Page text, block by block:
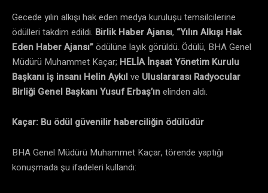
Gecede yılın alkışı hak eden medya kuruluşu temsilcilerine
ödülleri takdim edildi. Birlik Haber Ajansı, “Yılın Alkışı Hak
Eden Haber Ajansı”ödülüne layık görüldü. Ödülü, BHA Genel
Müdürü Muhammet Kaçar; HELİA İnşaat Yönetim Kurulu
Başkanı iş insanı Helin Aykılve Uluslararası Radyocular
Birliği Genel Başkanı Yusuf Erbaş’ınelinden aldı.
Kaçar: Bu ödül güvenilir haberciliğin ödülüdür
BHA Genel Müdürü Muhammet Kaçar, törende yaptığı
konuşmada şu ifadeleri kullandı: